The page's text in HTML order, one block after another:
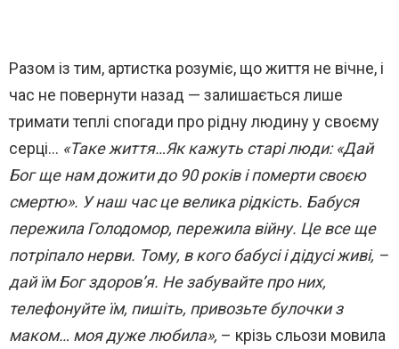
Разом із тим, артистка розуміє, що життя не вічне, і
час не повернути назад — залишається лише
тримати теплі спогади про рідну людину у своєму
серці… «Таке життя…Як кажуть старі люди: «Дай
Бог ще нам дожити до 90 років і померти своєю
смертю». У наш час це велика рідкість. Бабуся
пережила Голодомор, пережила війну. Це все ще
потріпало нерви. Тому, в кого бабусі і дідусі живі, –
дай їм Бог здоров’я. Не забувайте про них,
телефонуйте їм, пишіть, привозьте булочки з
маком… моя дуже любила», – крізь сльози мовила